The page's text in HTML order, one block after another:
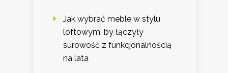
Jak wybrać meble w stylu
loftowym, by łączyły
surowość z funkcjonalnością
na lata